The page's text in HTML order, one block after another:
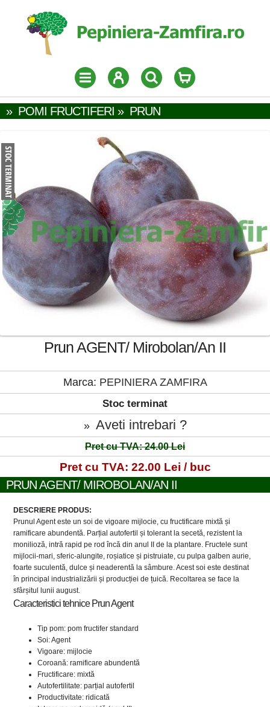
» POMI FRUCTIFERI » PRUN
Prun AGENT/ Mirobolan/An II
Marca: PEPINIERA ZAMFIRA
Stoc terminat
» Aveti intrebari ?
Pret cu TVA: 24.00 Lei
Pret cu TVA: 22.00 Lei / buc
PRUN AGENT/ MIROBOLAN/AN II
DESCRIERE PRODUS:
Prunul Agent este un soi de vigoare mijlocie, cu fructificare mixtă și
ramificare abundentă. Parțial autofertil și tolerant la secetă, rezistent la
monilioză, intră rapid pe rod încă din anul II de la plantare. Fructele sunt
mijlocii-mari, sferic-alungite, roșiatice și pistruiate, cu pulpa galben aurie,
foarte suculentă, dulce și neaderentă la sâmbure. Acest soi este destinat
în principal industrializării și producției de țuică. Recoltarea se face la
sfârșitul lunii august.
Caracteristici tehnice Prun Agent
Tip pom: pom fructifer standard
Soi: Agent
Vigoare: mijlocie
Coroană: ramificare abundentă
Fructificare: mixtă
Autofertilitate: parțial autofertil
Productivitate: ridicată